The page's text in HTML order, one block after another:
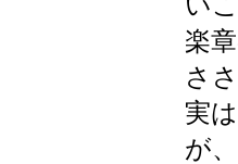
楽
さ
実
が